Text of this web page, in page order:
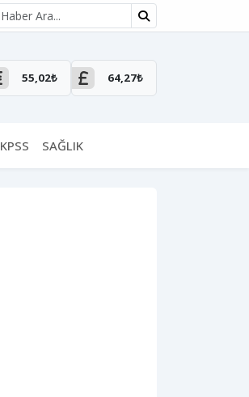
Site içi arama
55,02₺ 64,27₺
KPSS SAĞLIK